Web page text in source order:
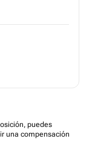
puedes
una compensación